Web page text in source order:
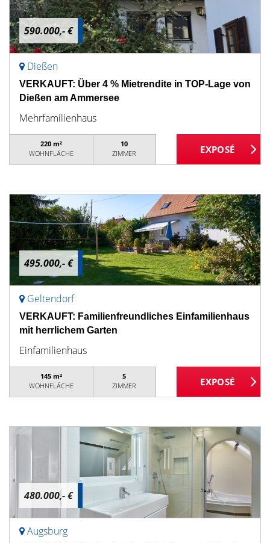
590.000,- €
Dießen
VERKAUFT: Über 4 % Mietrendite in TOP-Lage von
Dießen am Ammersee
Mehrfamilienhaus
220 m²
WOHNFLÄCHE
10
ZIMMER
495.000,- €
Geltendorf
VERKAUFT: Familienfreundliches Einfamilienhaus
mit herrlichem Garten
Einfamilienhaus
145 m²
WOHNFLÄCHE
5
ZIMMER
480.000,- €
Augsburg